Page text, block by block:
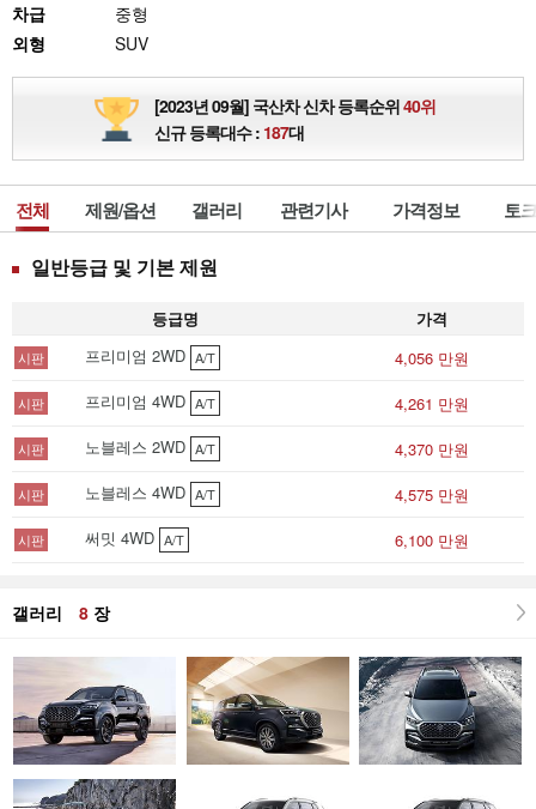
차급
중형
외형
SUV
[2023년 09월] 국산차 신차 등록순위40위
신규 등록대수 : 187대
전체 제원/옵션 갤러리 관련기사 가격정보 토
일반등급 및 기본 제원
등급명 가격
시판 프리미엄 2WD A/T 4,056 만원
시판 프리미엄 4WD A/T 4,261 만원
시판 노블레스 2WD A/T 4,370 만원
시판 노블레스 4WD A/T 4,575 만원
시판 써밋 4WD A/T 6,100 만원
갤러리 8 장